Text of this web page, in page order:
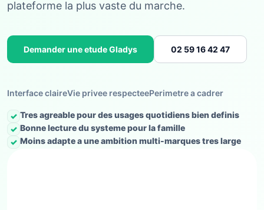
plateforme la plus vaste du marche.
Demander une etude Gladys 02 59 16 42 47
Interface claireVie privee respecteePerimetre a cadrer
✓ Tres agreable pour des usages quotidiens bien definis
✓ Bonne lecture du systeme pour la famille
✓ Moins adapte a une ambition multi-marques tres large